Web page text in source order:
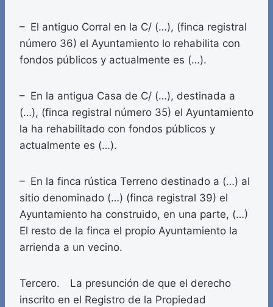
– El antiguo Corral en la C/ (…), (finca registral
número 36) el Ayuntamiento lo rehabilita con
fondos públicos y actualmente es (…).
– En la antigua Casa de C/ (…), destinada a
(…), (finca registral número 35) el Ayuntamiento
la ha rehabilitado con fondos públicos y
actualmente es (…).
– En la finca rústica Terreno destinado a (…) al
sitio denominado (…) (finca registral 39) el
Ayuntamiento ha construido, en una parte, (…)
El resto de la finca el propio Ayuntamiento la
arrienda a un vecino.
Tercero. La presunción de que el derecho
inscrito en el Registro de la Propiedad